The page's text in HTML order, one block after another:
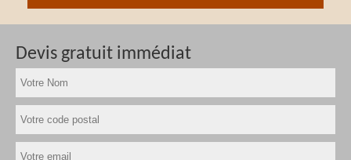
Devis gratuit immédiat